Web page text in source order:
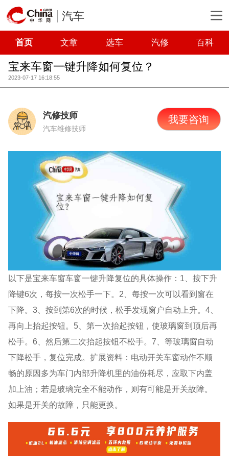
汽车
首页 文章 选车 汽修 百科
宝来车窗一键升降如何复位？
2023-07-17 16:18:55
汽修技师
汽车维修技师
我要咨询
以下是宝来车窗车窗一键升降复位的具体操作：1、按下升
降键6次，每按一次松手一下。2、每按一次可以看到窗在
下降。3、按到第6次的时候，松手发现窗户自动上升。4、
再向上抬起按钮。5、第一次抬起按钮，使玻璃窗到顶后再
松手。6、然后第二次抬起按钮不松手。7、等玻璃窗自动
下降松手，复位完成。扩展资料：电动开关车窗动作不顺
畅的原因多为车门内部升降机里的油份耗尽，应取下内盖
加上油；若是玻璃完全不能动作，则有可能是开关故障。
如果是开关的故障，只能更换。